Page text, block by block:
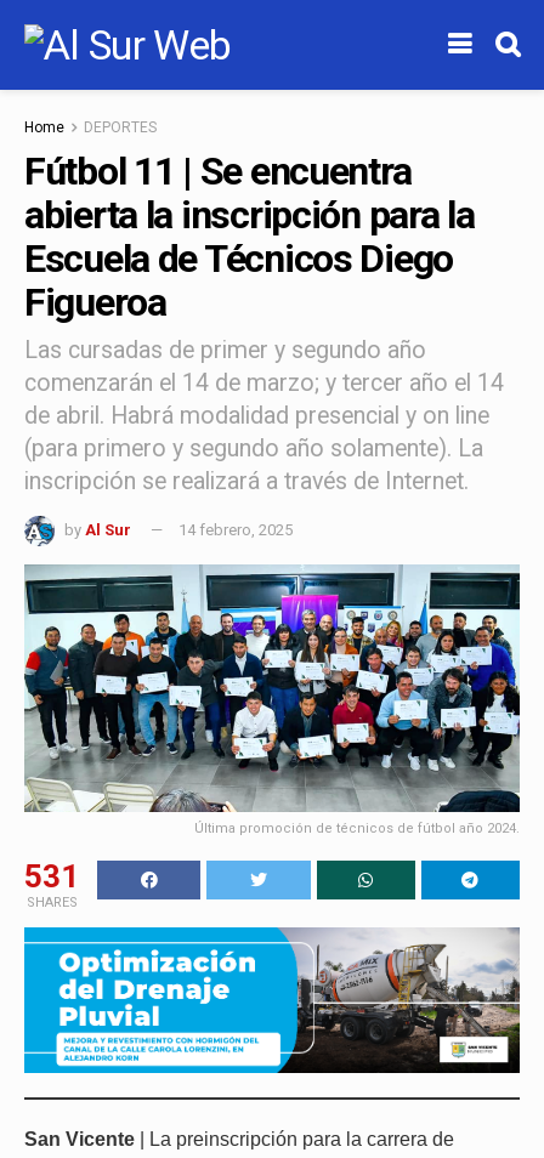
Home DEPORTES
Fútbol 11 | Se encuentra
abierta la inscripción para la
Escuela de Técnicos Diego
Figueroa
Las cursadas de primer y segundo año
comenzarán el 14 de marzo; y tercer año el 14
de abril. Habrá modalidad presencial y on line
(para primero y segundo año solamente). La
inscripción se realizará a través de Internet.
by Al Sur 14 febrero, 2025
Última promoción de técnicos de fútbol año 2024.
531
SHARES
San Vicente
| La preinscripción para la carrera de